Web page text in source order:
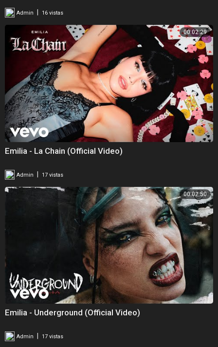
Admin 16 vistas
00:02:29
Emilia - La Chain (Official Video)
Admin | 17 vistas
00:02:50
Emilia - Underground (Official Video)
Admin 17 vistas